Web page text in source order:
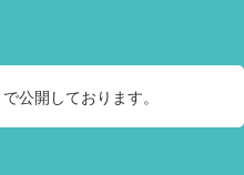
で公開しております。